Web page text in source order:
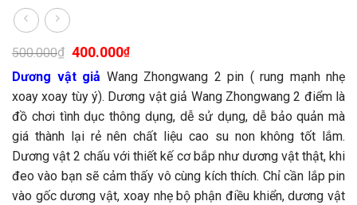
500.000₫ 400.000₫
Dương vật giả Wang Zhongwang 2 pin ( rung mạnh nhẹ
xoay xoay tùy ý). Dương vật giả Wang Zhongwang 2 điểm là
đồ chơi tình dục thông dụng, dễ sử dụng, dễ bảo quản mà
giá thành lại rẻ nên chất liệu cao su non không tốt lắm.
Dương vật 2 chấu với thiết kế cơ bắp như dương vật thật, khi
đeo vào bạn sẽ cảm thấy vô cùng kích thích. Chỉ cần lắp pin
vào gốc dương vật, xoay nhẹ bộ phận điều khiển, dương vật